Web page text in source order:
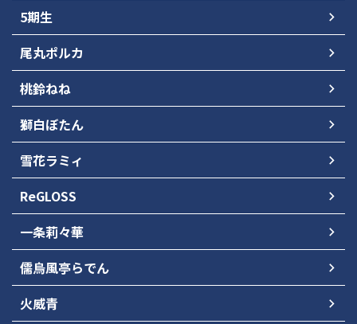
5期生
尾丸ポルカ
桃鈴ねね
獅白ぼたん
雪花ラミィ
ReGLOSS
一条莉々華
儒烏風亭らでん
火威青